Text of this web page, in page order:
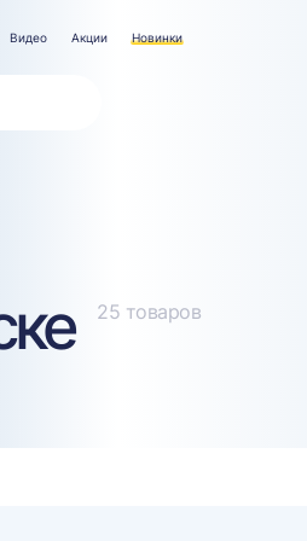
Видео Акции Новинки
25 товаров